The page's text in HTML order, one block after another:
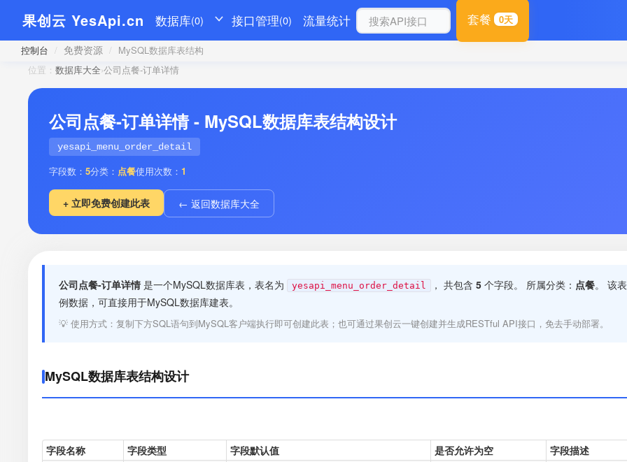
果创云 YesApi.cn 数据库(0) 接口管理(0) 流量统计 套餐 0天
控制台 / 免费资源 / MySQL数据库表结构
位置： 数据库大全›公司点餐-订单详情
公司点餐-订单详情 - MySQL数据库表结构设计
yesapi_menu_order_detail
字段数： 5分类： 点餐使用次数： 1
+ 立即免费创建此表 ← 返回数据库大全
公司点餐-订单详情 是一个MySQL数据库表，表名为 yesapi_menu_order_detail ， 共包含 5 个字段。 所属分类： 点餐。 该
例数据，可直接用于MySQL数据库建表。
💡 使用方式：复制下方SQL语句到MySQL客户端执行即可创建此表；也可通过果创云一键创建并生成RESTful API接口，免去手动部署。
MySQL数据库表结构设计
字段名称 字段类型 字段默认值 是否允许为空
字段描述